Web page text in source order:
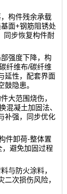
构件残余承载
面+钢筋阻锈处
同步恢复构件耐
强度下降，构
纤维布/碳纤维
延性，配套界面
鼓隐患。
大范围烧伤，
混凝土加固法、
补强，同步优化
件卸荷-整体置
，避免加固过程
与防火涂料，
次损伤风险，